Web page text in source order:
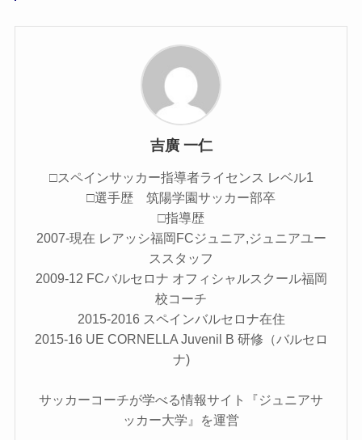
吉廣 一仁
□スペインサッカー指導者ライセンス レベル1
□選手歴 筑陽学園サッカー部卒
□指導歴
2007-現在 レアッシ福岡FCジュニア,ジュニアユー
ススタッフ
2009-12 FCバルセロナ オフィシャルスクール福岡
校コーチ
2015-2016 スペインバルセロナ在住
2015-16 UE CORNELLA Juvenil B 研修（バルセロ
ナ)
サッカーコーチが学べる情報サイト『ジュニアサ
ッカー大学』を運営